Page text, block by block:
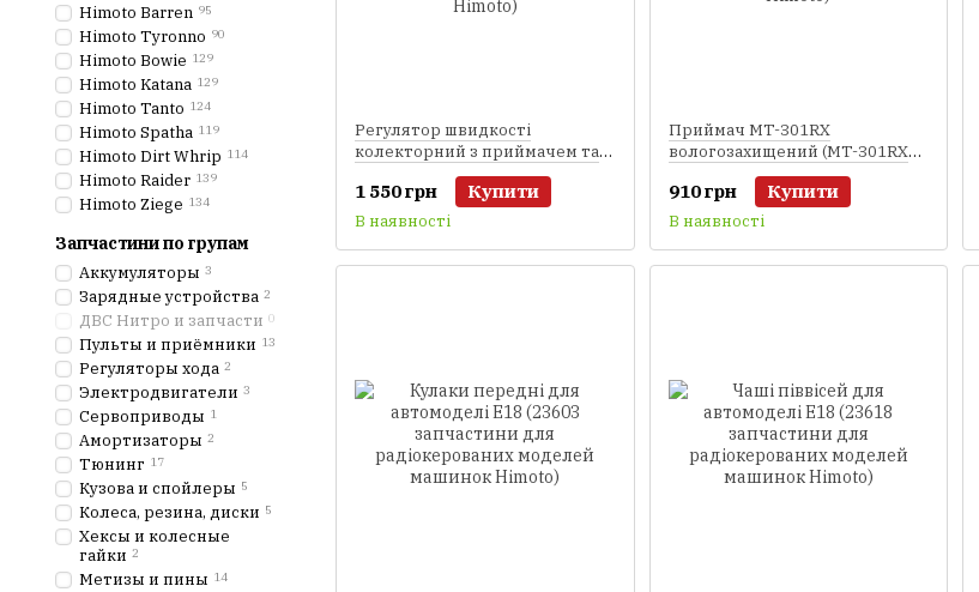
Регулятор швидкості
колекторний з приймачем та
сервоприводом 3в1 (HTX-
243RES запчастини для
радіокерованих моделей
1 550 грн Купити
В наявності
Приймач MT-301RX
вологозахищений (MT-301RX
запчастини для
радіокерованих моделей
Himoto)
910 грн Купити
В наявності
Himoto Barren 95
Himoto Tyronno 90
Himoto Bowie 129
Himoto Katana 129
Himoto Tanto 124
Himoto Spatha 119
Himoto Dirt Whrip 114
Himoto Raider 139
Himoto Ziege 134
Запчастини по групам
Аккумуляторы 3
Зарядные устройства 2
ДВС Нитро и запчасти 0
Пульты и приёмники 13
Регуляторы хода 2
Электродвигатели 3
Сервоприводы 1
Амортизаторы 2
Тюнинг 17
Кузова и спойлеры 5
Колеса, резина, диски 5
Хексы и колесные
гайки 2
Метизы и пины 14